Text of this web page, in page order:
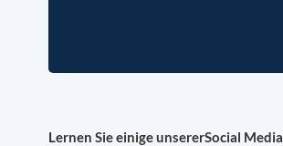
Lernen Sie einige unsererSocial Media